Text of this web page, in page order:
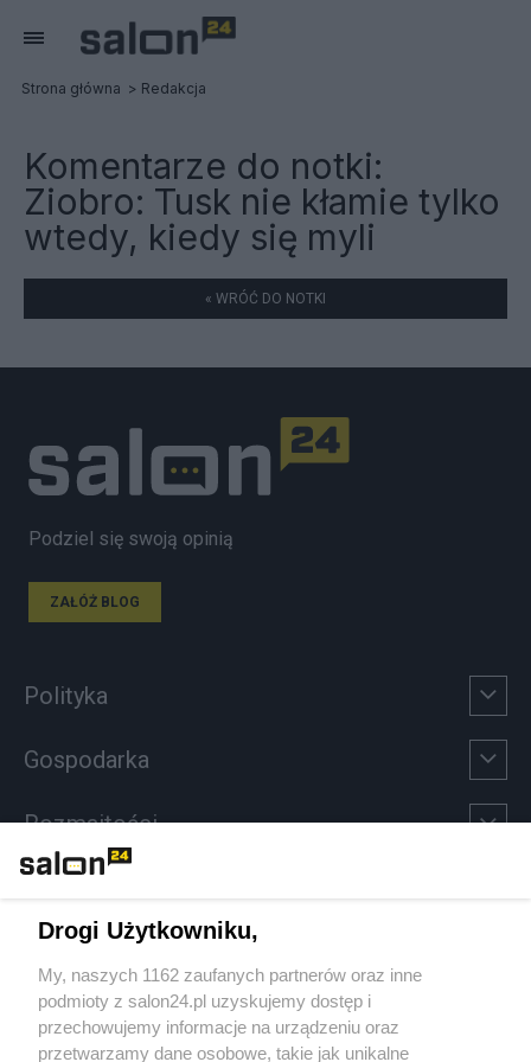
Strona główna Redakcja
Komentarze do notki:
Ziobro: Tusk nie kłamie tylko
wtedy, kiedy się myli
« WRÓĆ DO NOTKI
Podziel się swoją opinią
ZAŁÓŻ BLOG
Polityka
Gospodarka
Rozmaitości
Sport
Społeczeństwo
Drogi Użytkowniku,
My, naszych 1162 zaufanych partnerów oraz inne
podmioty z salon24.pl uzyskujemy dostęp i
przechowujemy informacje na urządzeniu oraz
przetwarzamy dane osobowe, takie jak unikalne